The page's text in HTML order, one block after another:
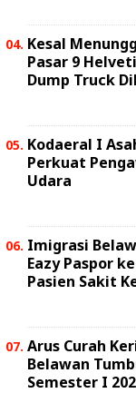
Kesal
Pasar 9
Dump Truck
Kodaeral I
Perkuat
Udara
Imigrasi
Eazy Paspor
Pasien Sakit
Arus Curah
Belawan
Semester I